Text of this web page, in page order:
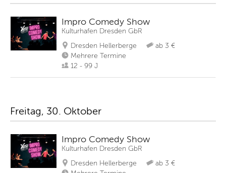
Impro Comedy Show
Kulturhafen Dresden GbR
Dresden Hellerberge
ab 3 €
Mehrere Termine
12 - 99 J
Freitag, 30. Oktober
Impro Comedy Show
Kulturhafen Dresden GbR
Dresden Hellerberge
ab 3 €